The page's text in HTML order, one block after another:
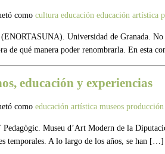
como cultura educación educación artística
Universidad de Granada.
de qué manera poder renombrarla. En esta
educación y experiencias
como educación artística museos
Museu d’Art Modern de la
temporales. A lo largo de los años, se han […]